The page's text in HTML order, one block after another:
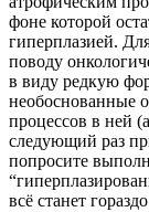
фоне которой
гиперплазией.
поводу
в виду редкую
необоснованные
процессов в ней
следующий раз
попросите
всё станет